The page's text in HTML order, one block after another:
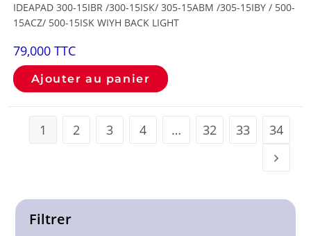
IDEAPAD 300-15IBR /300-15ISK/ 305-15ABM /305-15IBY / 500-
15ACZ/ 500-15ISK WIYH BACK LIGHT
79,000 TTC
Ajouter au panier
1 2 3 4 … 32 33 34
Filtrer